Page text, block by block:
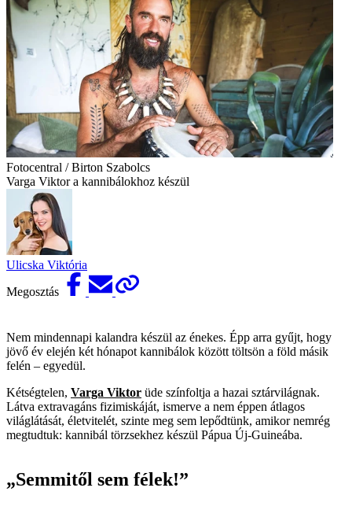
Fotocentral / Birton Szabolcs
Varga Viktor a kannibálokhoz készül
Ulicska Viktória
Megosztás
Nem mindennapi kalandra készül az énekes. Épp arra gyűjt, hogy
jövő év elején két hónapot kannibálok között töltsön a föld másik
felén – egyedül.
Kétségtelen, Varga Viktor üde színfoltja a hazai sztárvilágnak.
Látva extravagáns fizimiskáját, ismerve a nem éppen átlagos
világlátását, életvitelét, szinte meg sem lepődtünk, amikor nemrég
megtudtuk: kannibál törzsekhez készül Pápua Új-Guineába.
„Semmitől sem félek!”